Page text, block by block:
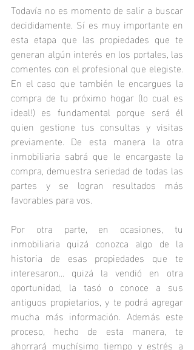
Todavía no es momento de salir a buscar
decididamente. Sí es muy importante en
esta etapa que las propiedades que te
generan algún interés en los portales, las
comentes con el profesional que elegiste.
En el caso que también le encargues la
compra de tu próximo hogar (lo cual es
ideal!) es fundamental porque será él
quien gestione tus consultas y visitas
previamente. De esta manera la otra
inmobiliaria sabrá que le encargaste la
compra, demuestra seriedad de todas las
partes y se logran resultados más
favorables para vos.
Por otra parte, en ocasiones, tu
inmobiliaria quizá conozca algo de la
historia de esas propiedades que te
interesaron... quizá la vendió en otra
oportunidad, la tasó o conoce a sus
antiguos propietarios, y te podrá agregar
mucha más información. Además este
proceso, hecho de esta manera, te
ahorrará muchísimo tiempo y estrés a